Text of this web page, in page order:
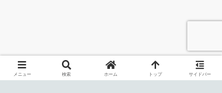
メニュー 検索 ホーム トップ サイドバー